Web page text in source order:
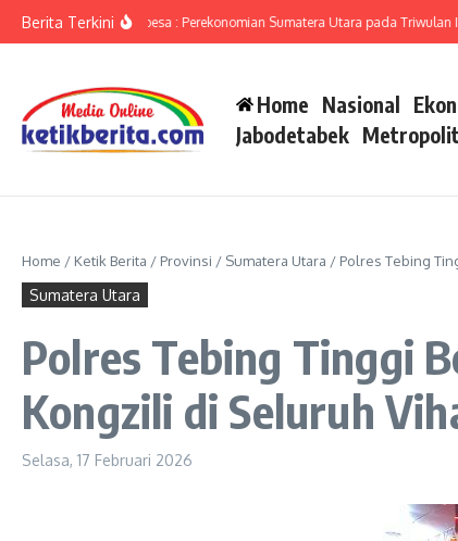
Berita Terkini
Ameriza Ma’ruf Moesa : Perekonomian Sumatera Utara pada Triwulan II-
Home Nasional
Jabodetabek
Home / Ketik Berita / Provinsi / Sumatera Utara / Polres Tebing
Sumatera Utara
Polres Tebing Tinggi
Kongzili di Seluruh
Selasa, 17 Februari 2026